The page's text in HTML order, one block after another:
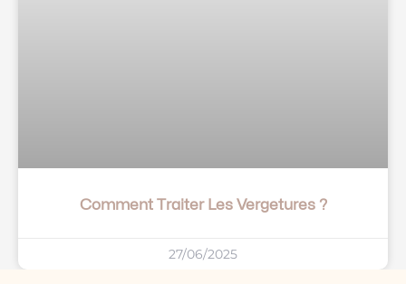
Comment Traiter Les Vergetures ?
27/06/2025